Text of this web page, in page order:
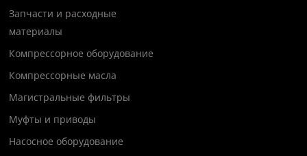
Запчасти и расходные
материалы
Компрессорное оборудование
Компрессорные масла
Магистральные фильтры
Муфты и приводы
Насосное оборудование